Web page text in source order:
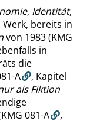
, Identität,
bereits in
von 1983(KMG
in
die
A
, Kapitel
als Fiktion
081-A
,